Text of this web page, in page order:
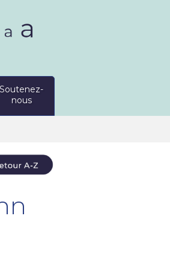
Soutenez-
nous